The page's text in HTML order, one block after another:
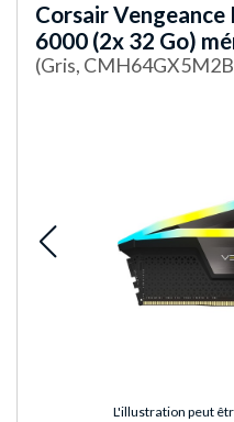
CorsairVengeance
6000 (2x 32 Go)
(Gris,
L'illustration peut